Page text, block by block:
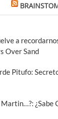
a
Over Sand
Pitufo:
Martin…?: